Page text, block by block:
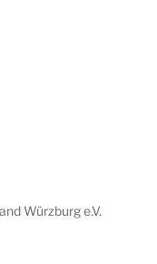
Würzburg e.V.